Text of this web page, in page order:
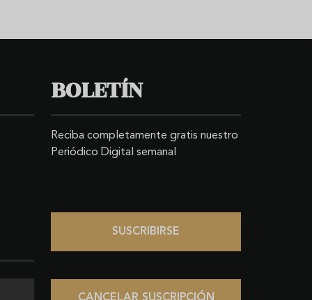
BOLETÍN
Reciba completamente gratis nuestro
Periódico Digital semanal
SUSCRIBIRSE